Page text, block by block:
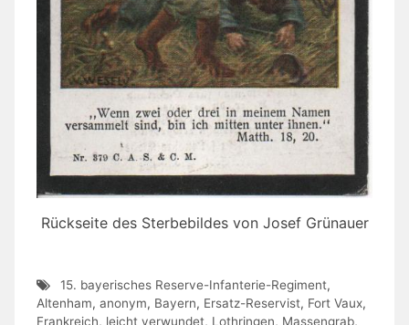
Rückseite des Sterbebildes von Josef Grünauer
15. bayerisches Reserve-Infanterie-Regiment,
Altenham, anonym, Bayern, Ersatz-Reservist, Fort Vaux,
Frankreich, leicht verwundet, Lothringen, Massengrab,